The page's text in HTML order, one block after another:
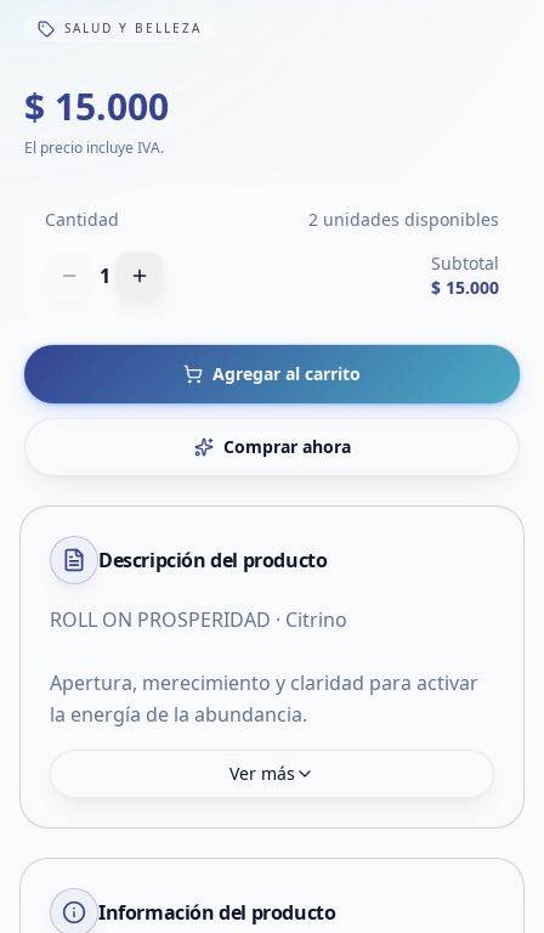
SALUD Y BELLEZA
$ 15.000
El precio incluye IVA.
Cantidad 2 unidades disponibles
1
Subtotal
$ 15.000
Agregar al carrito
Comprar ahora
Descripción del producto
ROLL ON PROSPERIDAD · Citrino
Apertura, merecimiento y claridad para activar
la energía de la abundancia.
Ver más
Información del producto